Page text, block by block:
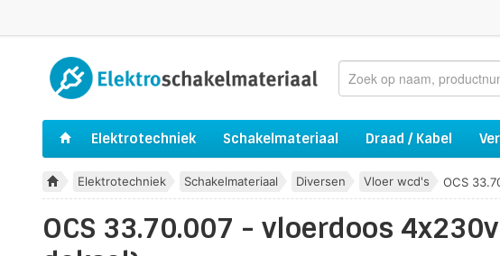
Elektrotechniek Schakelmateriaal Draad / Kabel
Elektrotechniek Schakelmateriaal Diversen Vloer wcd's OCS
OCS 33.70.007 - vloerdoos